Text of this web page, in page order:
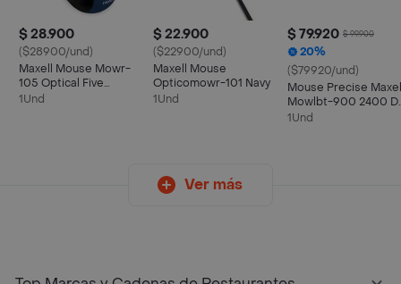
$ 28.900
($28900/und)
Maxell Mouse Mowr-
105 Optical Five
Button Navy
1Und
$ 22.900
($22900/und)
Maxell Mouse
Opticomowr-101 Navy
1Und
$ 79.920 $ 99.900
20%
($79920/und)
Mouse Precise
Mowlbt-900 2400
Bluetooth
1Und
Ver más